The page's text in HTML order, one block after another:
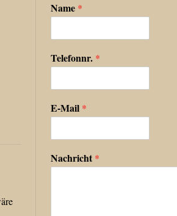
Name *
Telefonnr. *
E-Mail *
Nachricht *